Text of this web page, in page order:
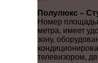
Полулюкс –
Номер
метра, имеет
зону,
телевизором,